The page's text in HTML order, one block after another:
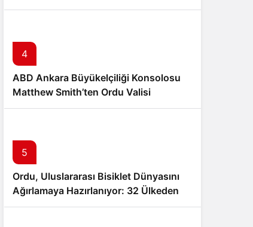
Teknoloji 20-23 Ağustos’ta Buluşuyor
4
ABD Ankara Büyükelçiliği Konsolosu
Matthew Smith’ten Ordu Valisi
Muammer Erol’a Ziyaret
5
Ordu, Uluslararası Bisiklet Dünyasını
Ağırlamaya Hazırlanıyor: 32 Ülkeden
24 Profesyonel Takım Karadeniz’de